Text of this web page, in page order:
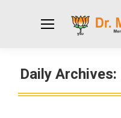
Daily Archives: